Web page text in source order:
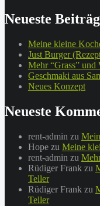
Neueste
Meine kleine
Just Burger
Mehr “Grass”
Geschmaki aus
Neues Konzept
Neueste
rent-admin zu
Hope zu Meine
rent-admin zu
Rüdiger Frank zu
Teller
Rüdiger Frank zu
Teller